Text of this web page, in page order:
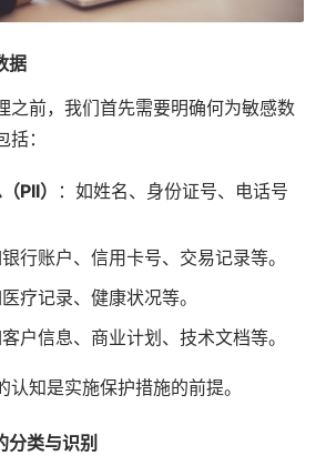
据
之前，我们首先需要明确何为敏感数
：
PII）
：如姓名、身份证号、电话号
行账户、信用卡号、交易记录等。
疗记录、健康状况等。
户信息、商业计划、技术文档等。
认知是实施保护措施的前提。
分类与识别